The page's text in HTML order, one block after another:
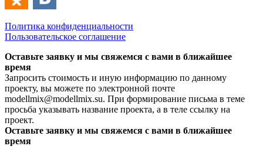
Политика конфиденциальности
Пользовательское соглашение
Оставьте заявку и мы свяжемся с вами в ближайшее
время
Запросить стоимость и иную информацию по данному
проекту, вы можете по электронной почте
modellmix@modellmix.su. При формирование письма в теме
просьба указывать название проекта, а в теле ссылку на
проект.
Оставьте заявку и мы свяжемся с вами в ближайшее
время